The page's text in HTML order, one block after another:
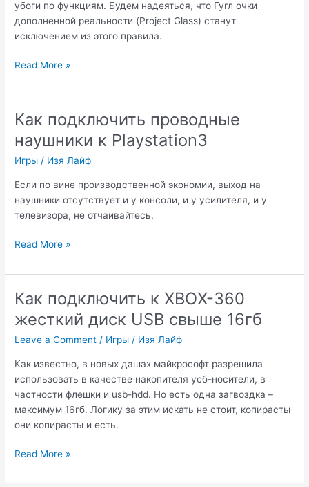
убоги по функциям. Будем надеяться, что Гугл очки
дополненной реальности (Project Glass) станут
исключением из этого правила.
Первая
очков
от
Google
Read More »
Как подключить проводные
наушники к Playstation3
Игры / Изя Лайф
Если по вине производственной экономии, выход на
наушники отсутствует и у консоли, и у усилителя, и у
телевизора, не отчаивайтесь.
Как
проводные
к
Playstation3
Read More »
Как подключить к XBOX-360
жесткий диск USB свыше 16гб
Leave a Comment / Игры / Изя Лайф
Как известно, в новых дашах майкрософт разрешила
использовать в качестве накопителя усб-носители, в
частности флешки и usb-hdd. Но есть одна загвоздка –
максимум 16гб. Логику за этим искать не стоит, копирасты
они копирасты и есть.
Как
Read More »